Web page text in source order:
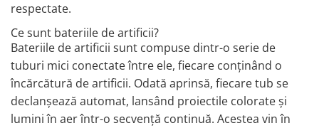
respectate.
Ce sunt bateriile de artificii?
Bateriile de artificii sunt compuse dintr-o serie de
tuburi mici conectate între ele, fiecare conținând o
încărcătură de artificii. Odată aprinsă, fiecare tub se
declanșează automat, lansând proiectile colorate și
lumini în aer într-o secvență continuă. Acestea vin în